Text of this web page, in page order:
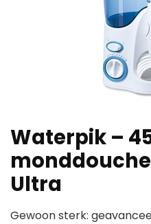
Waterpik –
monddouche
Ultra
Gewoon sterk: